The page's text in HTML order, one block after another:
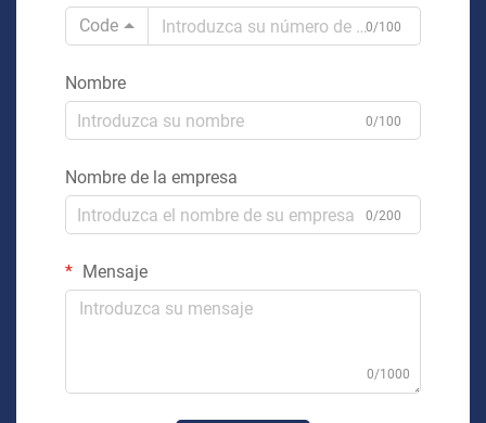
Code
0/100
Nombre
0/100
Nombre de la empresa
0/200
Mensaje
0/1000